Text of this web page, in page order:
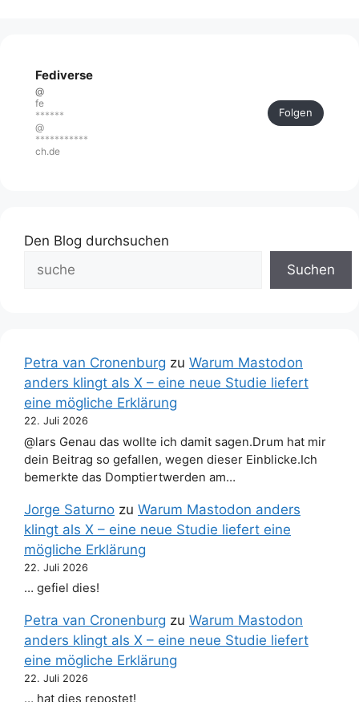
Fediverse
@
fe
******
@
***********
ch.de
Folgen
Den Blog durchsuchen
Suchen
Petra van Cronenburg zu Warum Mastodon
anders klingt als X – eine neue Studie liefert
eine mögliche Erklärung
22. Juli 2026
@lars Genau das wollte ich damit sagen.Drum hat mir
dein Beitrag so gefallen, wegen dieser Einblicke.Ich
bemerkte das Domptiertwerden am…
Jorge Saturno zu Warum Mastodon anders
klingt als X – eine neue Studie liefert eine
mögliche Erklärung
22. Juli 2026
… gefiel dies!
Petra van Cronenburg zu Warum Mastodon
anders klingt als X – eine neue Studie liefert
eine mögliche Erklärung
22. Juli 2026
… hat dies repostet!